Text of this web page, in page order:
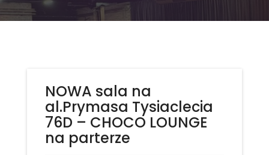
NOWA sala na
al.Prymasa Tysiaclecia
76D – CHOCO LOUNGE
na parterze